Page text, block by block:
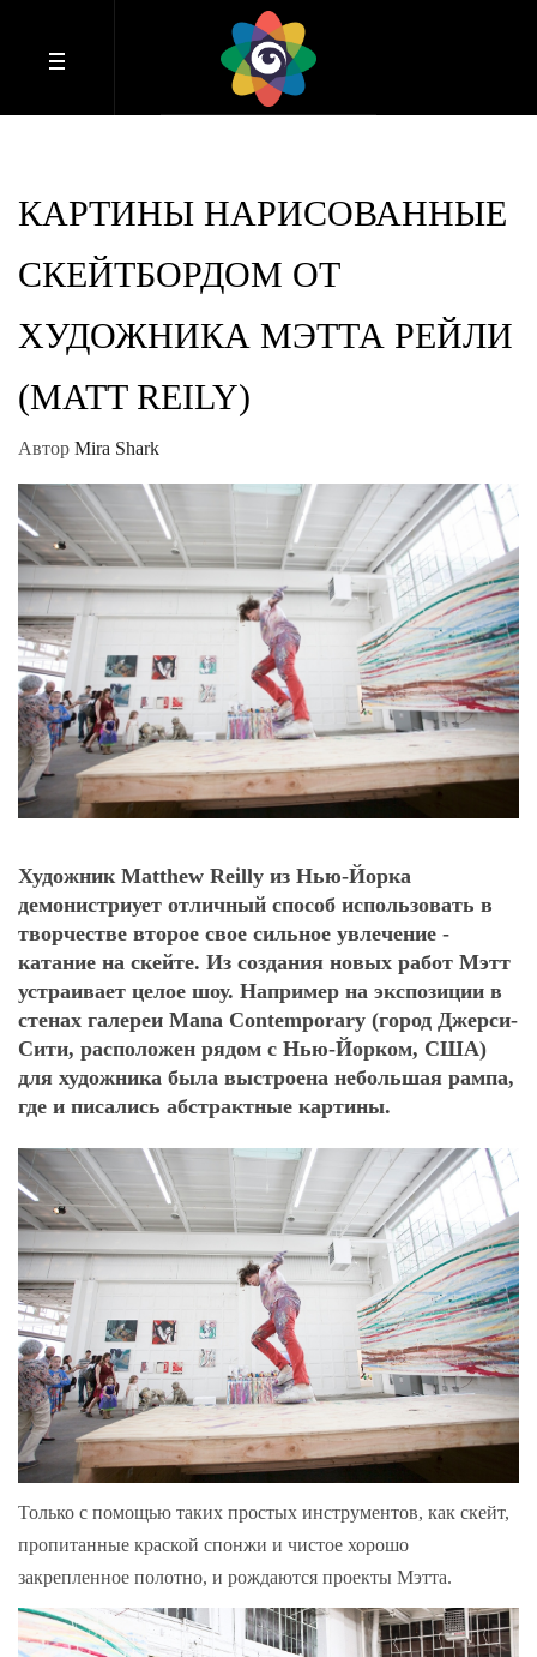
КАРТИНЫ НАРИСОВАННЫЕ
СКЕЙТБОРДОМ ОТ
ХУДОЖНИКА МЭТТА РЕЙЛИ
(MATT REILY)
Автор Mira Shark
Художник Matthew Reilly из Нью-Йорка
демонистриует отличный способ использовать в
творчестве второе свое сильное увлечение -
катание на скейте. Из создания новых работ Мэтт
устраивает целое шоу. Например на экспозиции в
стенах галереи Mana Contemporary (город Джерси-
Сити, расположен рядом с Нью-Йорком, США)
для художника была выстроена небольшая рампа,
где и писались абстрактные картины.
Только с помощью таких простых инструментов, как скейт,
пропитанные краской спонжи и чистое хорошо
закрепленное полотно, и рождаются проекты Мэтта.